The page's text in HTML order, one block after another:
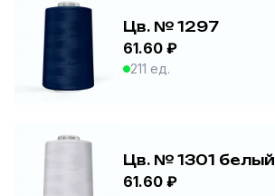
Цв. № 1297
61.60 ₽
211 ед.
Цв. № 1301 белый
61.60 ₽